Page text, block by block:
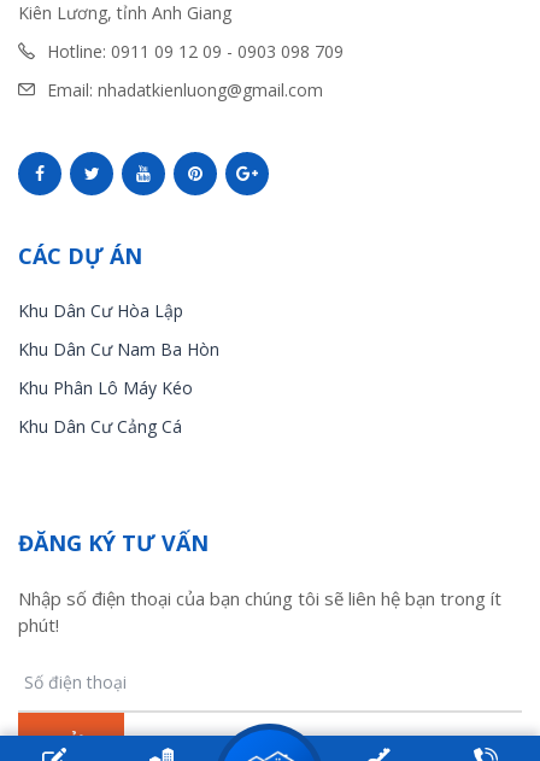
Kiên Lương, tỉnh Anh Giang
Hotline: 0911 09 12 09 - 0903 098 709
Email: nhadatkienluong@gmail.com
CÁC DỰ ÁN
Khu Dân Cư Hòa Lập
Khu Dân Cư Nam Ba Hòn
Khu Phân Lô Máy Kéo
Khu Dân Cư Cảng Cá
ĐĂNG KÝ TƯ VẤN
Nhập số điện thoại của bạn chúng tôi sẽ liên hệ bạn trong ít
phút!